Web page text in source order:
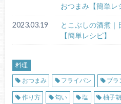
おつまみ【簡単レ
2023.03.19
とこぶしの酒煮｜
【簡単レシピ】
料理
おつまみ
フライパン ブラ
作り方 匂い 塩 柚子